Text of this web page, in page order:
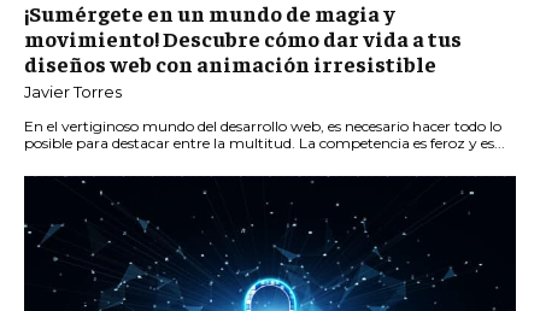
¡Sumérgete en un mundo de magia y
movimiento! Descubre cómo dar vida a tus
diseños web con animación irresistible
Javier Torres
En el vertiginoso mundo del desarrollo web, es necesario hacer todo lo
posible para destacar entre la multitud. La competencia es feroz y es...